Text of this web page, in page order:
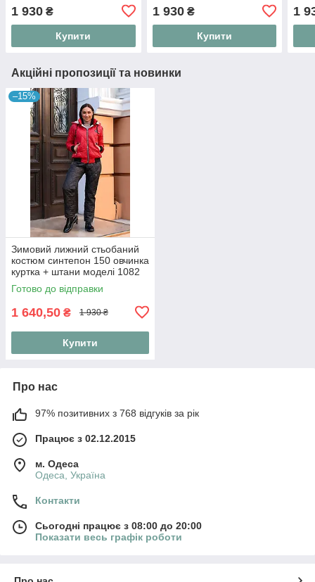
1082 (42-56) 46, марсала
1 930 ₴
Купити
1082 (42-56) 48, марсала
1 930₴
Купити
1
Акційні пропозиції та новинки
–15%
Зимовий лижний стьобаний
костюм синтепон 150 овчинка
куртка + штани моделі 1082
(42-56) 46, Червоний
Готово до відправки
1 640,50 ₴ 1 930 ₴
Купити
Про нас
97% позитивних з 768 відгуків за рік
Працює з 02.12.2015
м. Одеса
Одеса, Україна
Контакти
Сьогодні працює з 08:00 до 20:00
Показати весь графік роботи